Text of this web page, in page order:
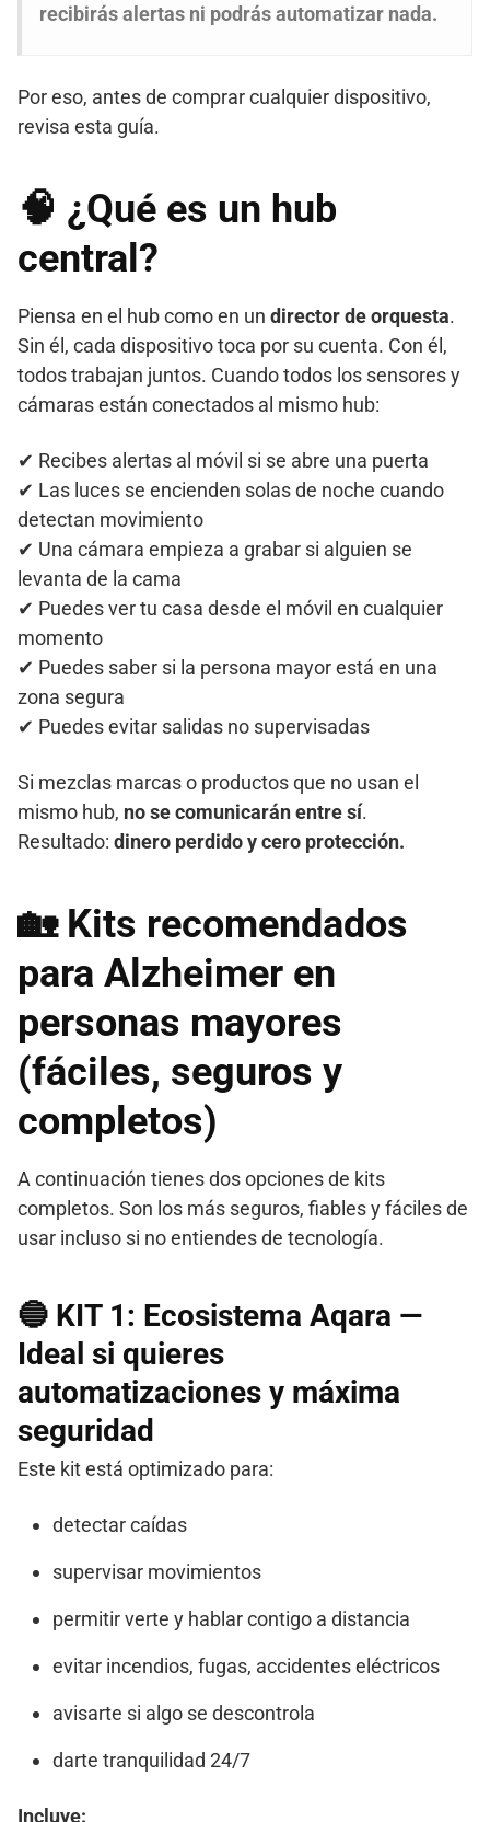
recibirás alertas ni podrás automatizar nada.
Por eso, antes de comprar cualquier dispositivo,
revisa esta guía.
🧠 ¿Qué es un hub
central?
Piensa en el hub como en un director de orquesta.
Sin él, cada dispositivo toca por su cuenta. Con él,
todos trabajan juntos. Cuando todos los sensores y
cámaras están conectados al mismo hub:
✔ Recibes alertas al móvil si se abre una puerta
✔ Las luces se encienden solas de noche cuando
detectan movimiento
✔ Una cámara empieza a grabar si alguien se
levanta de la cama
✔ Puedes ver tu casa desde el móvil en cualquier
momento
✔ Puedes saber si la persona mayor está en una
zona segura
✔ Puedes evitar salidas no supervisadas
Si mezclas marcas o productos que no usan el
mismo hub, no se comunicarán entre sí.
Resultado: dinero perdido y cero protección.
🏡 Kits recomendados
para Alzheimer en
personas mayores
(fáciles, seguros y
completos)
A continuación tienes dos opciones de kits
completos. Son los más seguros, fiables y fáciles de
usar incluso si no entiendes de tecnología.
🔵 KIT 1: Ecosistema Aqara —
Ideal si quieres
automatizaciones y máxima
seguridad
Este kit está optimizado para:
detectar caídas
supervisar movimientos
permitir verte y hablar contigo a distancia
evitar incendios, fugas, accidentes eléctricos
avisarte si algo se descontrola
darte tranquilidad 24/7
Incluye: